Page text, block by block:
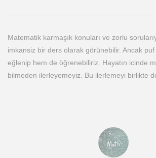
Matematik karmaşık konuları ve zorlu
imkansiz bir ders olarak görünebilir. Ancak puf
eğlenip hem de öğrenebiliriz. Hayatın icinde
bilmeden ilerleyemeyiz. Bu ilerlemeyi birlikte